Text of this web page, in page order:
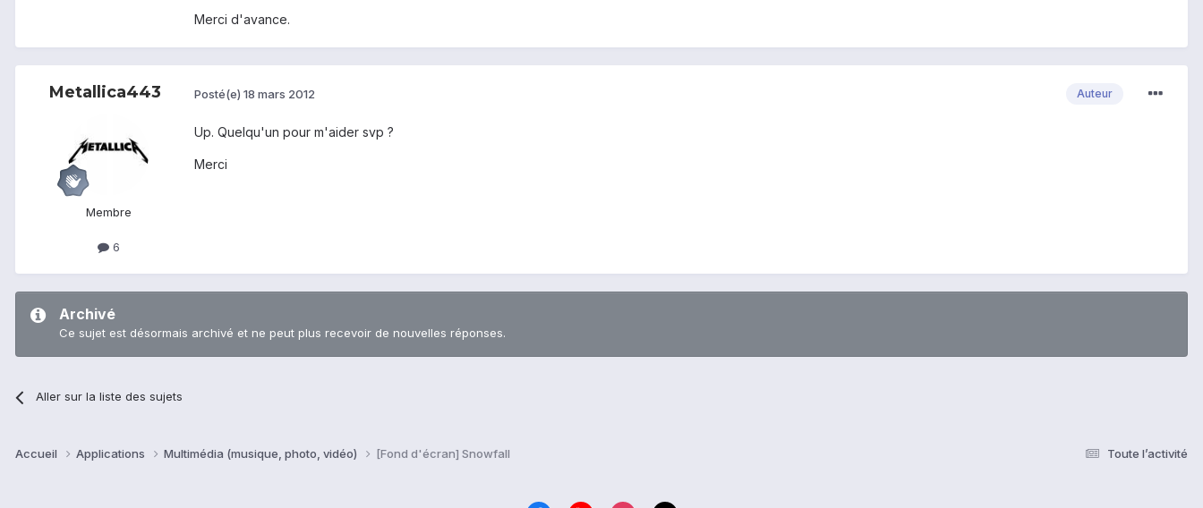
Merci d'avance.
Metallica443
Membre
6
Auteur
Posté(e) 18 mars 2012
Up. Quelqu'un pour m'aider svp ?
Merci
Archivé
Ce sujet est désormais archivé et ne peut plus recevoir de nouvelles réponses.
Aller sur la liste des sujets
Toute l’activité
Accueil Applications Multimédia (musique, photo, vidéo) [Fond d'écran] Snowfall